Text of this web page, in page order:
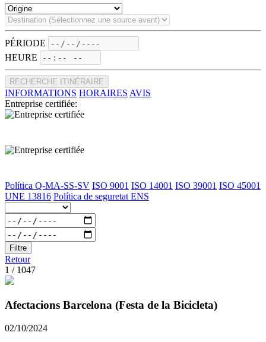
PÉRIODE
HEURE
RECHERCHE ITINÉRAIRE
INFORMATIONS HORAIRES AVIS
Entreprise certifiée:
Política Q-MA-SS-SV ISO 9001 ISO 14001 ISO 39001 ISO 45001
UNE 13816 Política de seguretat ENS
Filtre
Retour
1 / 1047
Afectacions Barcelona (Festa de la Bicicleta)
02/10/2024